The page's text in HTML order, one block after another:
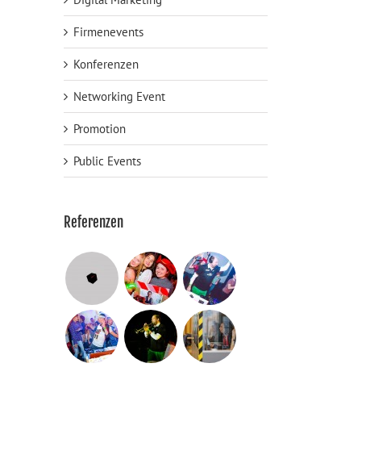
Firmenevents
Konferenzen
Networking Event
Promotion
Public Events
Referenzen